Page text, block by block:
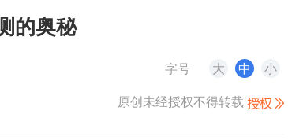
的奥秘
字号 大 中 小
原创未经授权不得转载